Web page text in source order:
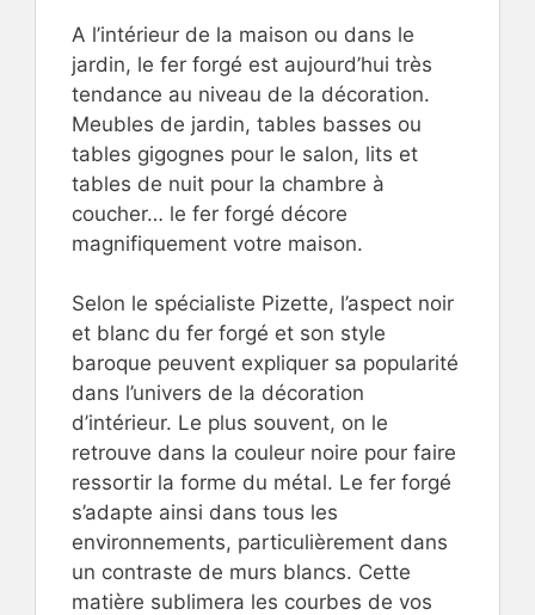
A l’intérieur de la maison ou dans le
jardin, le fer forgé est aujourd’hui très
tendance au niveau de la décoration.
Meubles de jardin, tables basses ou
tables gigognes pour le salon, lits et
tables de nuit pour la chambre à
coucher… le fer forgé décore
magnifiquement votre maison.
Selon le spécialiste Pizette, l’aspect noir
et blanc du fer forgé et son style
baroque peuvent expliquer sa popularité
dans l’univers de la décoration
d’intérieur. Le plus souvent, on le
retrouve dans la couleur noire pour faire
ressortir la forme du métal. Le fer forgé
s’adapte ainsi dans tous les
environnements, particulièrement dans
un contraste de murs blancs. Cette
matière sublimera les courbes de vos